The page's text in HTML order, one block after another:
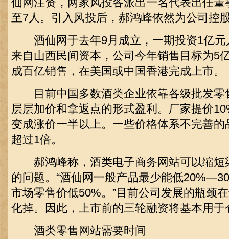
至7人。引入风投后，郝鸿峰依然为公司控
酒仙网于去年9月成立，一期投资1亿元
来自山西民间资本，公司今年销售目标为5
成百亿销售，在美国或中国香港完成上市。
目前中国多数酒类企业依靠各级批发零
层层加价和拿返点的形式盈利。厂家提价
变成涨价一半以上。一些价格体系不完善
超过1倍。
郝鸿峰称，酒类电子商务网站可以缩短
的问题。“酒仙网一般产品最少能低
市场零售价低50%。”目前公司发展的瓶颈
化掉。因此，上市前的三轮融资将基本用
酒类零售网站需要时间